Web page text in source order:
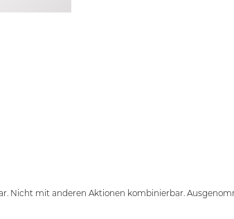
Nicht mit anderen Aktionen kombinierbar.